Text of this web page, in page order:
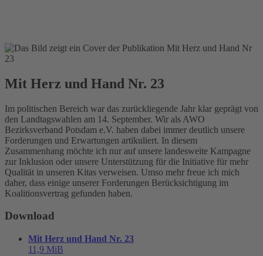
Mit Herz und Hand Nr. 23
Im politischen Bereich war das zurückliegende Jahr klar geprägt von
den Landtagswahlen am 14. September. Wir als AWO
Bezirksverband Potsdam e.V. haben dabei immer deutlich unsere
Forderungen und Erwartungen artikuliert. In diesem
Zusammenhang möchte ich nur auf unsere landesweite Kampagne
zur Inklusion oder unsere Unterstützung für die Initiative für mehr
Qualität in unseren Kitas verweisen. Umso mehr freue ich mich
daher, dass einige unserer Forderungen Berücksichtigung im
Koalitionsvertrag gefunden haben.
Download
Mit Herz und Hand Nr. 23
11,9 MiB